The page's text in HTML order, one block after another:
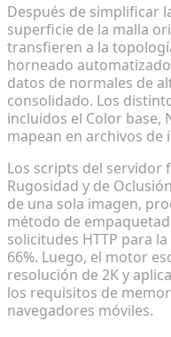
Después de simplificar
superficie de la malla
transfieren a la
horneado
datos de normales de
consolidado. Los
incluidos el Color base,
mapean en archivos de
Los scripts del servidor
Rugosidad y de
de una sola imagen,
método de
solicitudes HTTP para
66%. Luego, el motor
resolución de 2K y
los requisitos de
navegadores móviles.